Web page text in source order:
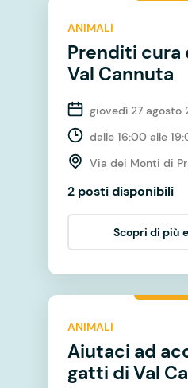
ANIMALI
Prenditi cura
Val Cannuta
giovedì 27 agosto
dalle 16:00 alle
Via dei Monti di
2 posti disponibili
Scopri di più
ANIMALI
Aiutaci ad
gatti di Val